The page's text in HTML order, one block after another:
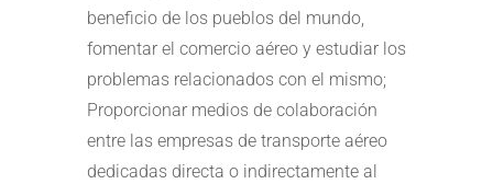
beneficio de los pueblos del mundo,
fomentar el comercio aéreo y estudiar los
problemas relacionados con el mismo;
Proporcionar medios de colaboración
entre las empresas de transporte aéreo
dedicadas directa o indirectamente al